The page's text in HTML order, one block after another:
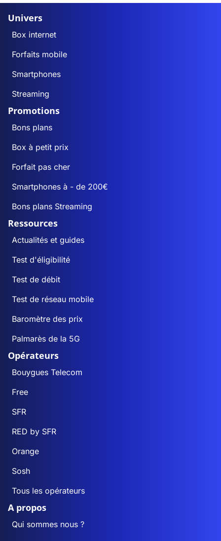
Univers
Box internet
Forfaits mobile
Smartphones
Streaming
Promotions
Bons plans
Box à petit prix
Forfait pas cher
Smartphones à - de 200€
Bons plans Streaming
Ressources
Actualités et guides
Test d'éligibilité
Test de débit
Test de réseau mobile
Baromètre des prix
Palmarès de la 5G
Opérateurs
Bouygues Telecom
Free
SFR
RED by SFR
Orange
Sosh
Tous les opérateurs
A propos
Qui sommes nous ?